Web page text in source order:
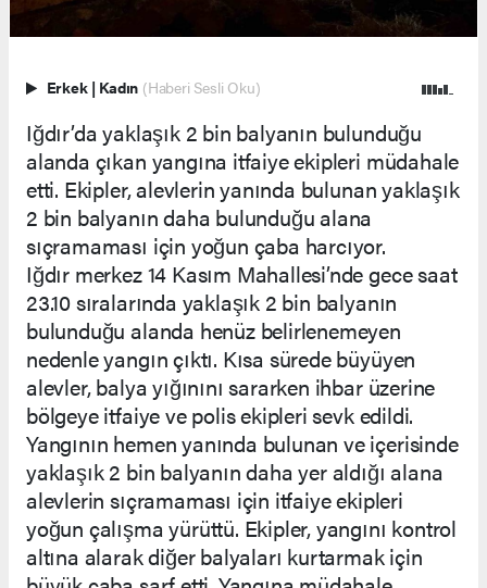
Erkek | Kadın (Haberi Sesli Oku)
Iğdır’da yaklaşık 2 bin balyanın bulunduğu
alanda çıkan yangına itfaiye ekipleri müdahale
etti. Ekipler, alevlerin yanında bulunan yaklaşık
2 bin balyanın daha bulunduğu alana
sıçramaması için yoğun çaba harcıyor.
Iğdır merkez 14 Kasım Mahallesi’nde gece saat
23.10 sıralarında yaklaşık 2 bin balyanın
bulunduğu alanda henüz belirlenemeyen
nedenle yangın çıktı. Kısa sürede büyüyen
alevler, balya yığınını sararken ihbar üzerine
bölgeye itfaiye ve polis ekipleri sevk edildi.
Yangının hemen yanında bulunan ve içerisinde
yaklaşık 2 bin balyanın daha yer aldığı alana
alevlerin sıçramaması için itfaiye ekipleri
yoğun çalışma yürüttü. Ekipler, yangını kontrol
altına alarak diğer balyaları kurtarmak için